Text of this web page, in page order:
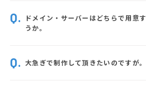
ドメイン・サーバーはどちらで用意
うか。
大急ぎで制作して頂きたいのですが。